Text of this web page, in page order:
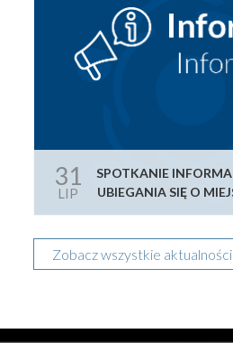
31
LIP
SPOTKANIE
UBIEGANIA SIĘ O
Zobacz wszystkie